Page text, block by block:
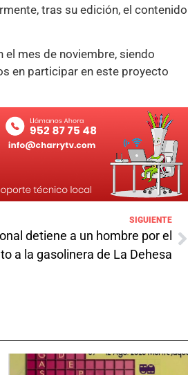
tras su edición, el contenido
el mes de noviembre, siendo
en participar en este proyecto
SIGUIENTE
detiene a un hombre por el
a la gasolinera de La Dehesa